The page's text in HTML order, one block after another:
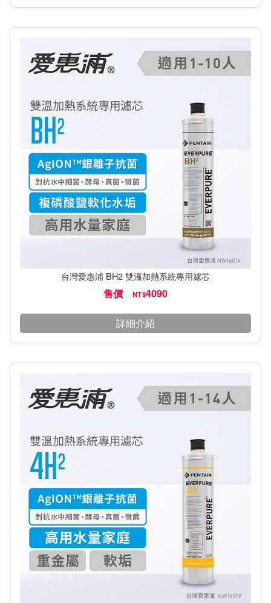
台灣愛惠浦 BH2 雙溫加熱系統專用濾芯
售價 NT$4090
詳細介紹